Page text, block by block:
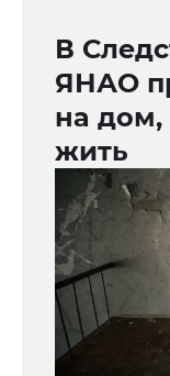
В
ЯНАО
на дом,
жить